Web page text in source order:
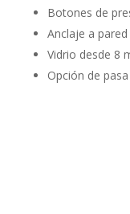
Botones de
Anclaje a
Vidrio desde 8
Opción de